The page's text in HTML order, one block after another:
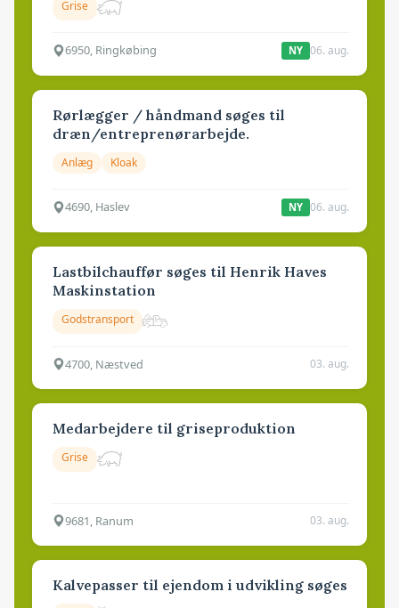
Grise
6950, Ringkøbing NY 06. aug.
Rørlægger / håndmand søges til
dræn/entreprenørarbejde.
Anlæg Kloak
4690, Haslev NY 06. aug.
Lastbilchauffør søges til Henrik Haves
Maskinstation
Godstransport
4700, Næstved 03. aug.
Medarbejdere til griseproduktion
Grise
9681, Ranum 03. aug.
Kalvepasser til ejendom i udvikling søges